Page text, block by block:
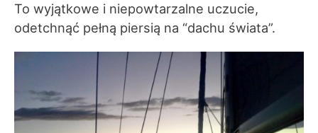
To wyjątkowe i niepowtarzalne uczucie,
odetchnąć pełną piersią na “dachu świata”.